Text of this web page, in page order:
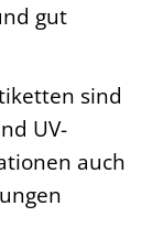
gut
sind
UV-
auch